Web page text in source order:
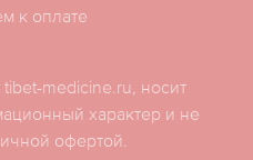
medicine.ru, носит
характер и не
офертой.
к оплате